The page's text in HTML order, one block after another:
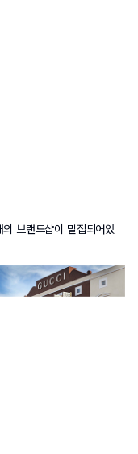
브랜드샵이 밀집되어있